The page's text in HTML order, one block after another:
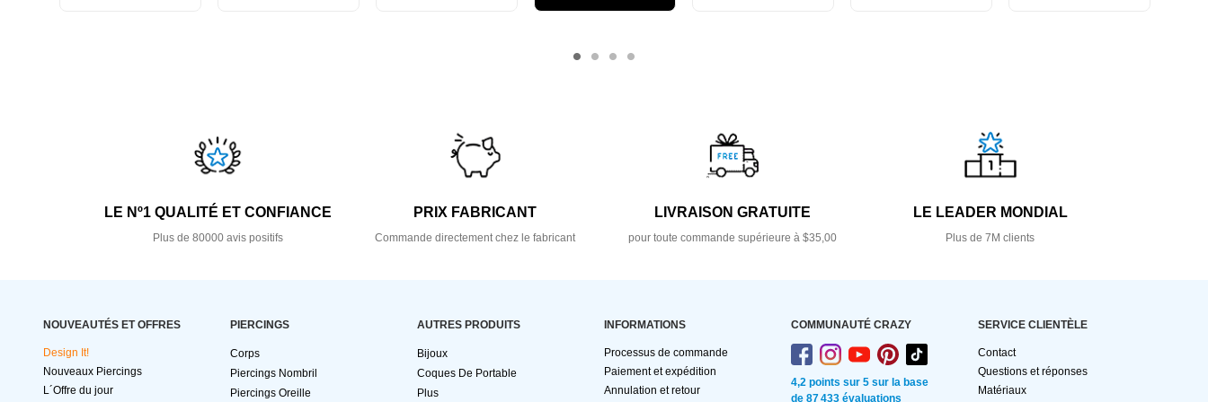
LE Nº1 QUALITÉ ET CONFIANCE
Plus de 80000 avis positifs
PRIX FABRICANT
Commande directement chez le fabricant
LIVRAISON GRATUITE
pour toute commande supérieure à $35,00
LE LEADER MONDIAL
Plus de 7M clients
NOUVEAUTÉS ET OFFRES
Design It!
Nouveaux Piercings
L´Offre du jour
PIERCINGS
Corps
Piercings Nombril
Piercings Oreille
AUTRES PRODUITS
Bijoux
Coques De Portable
Plus
INFORMATIONS
Processus de commande
Paiement et expédition
Annulation et retour
COMMUNAUTÉ CRAZY
4,2 points sur 5 sur la base
de 87 433 évaluations
SERVICE CLIENTÈLE
Contact
Questions et réponses
Matériaux